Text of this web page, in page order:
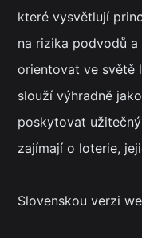
které vysvětlují
na rizika podvodů
orientovat ve světě
slouží výhradně
poskytovat
zajímají o loterie,
Slovenskou verzi